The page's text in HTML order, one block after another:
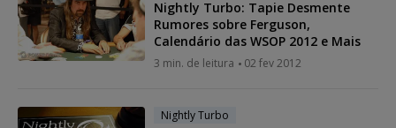
Nightly Turbo: Tapie Desmente
Rumores sobre Ferguson,
Calendário das WSOP 2012 e Mais
3 min. de leitura 02 fev 2012
Nightly Turbo